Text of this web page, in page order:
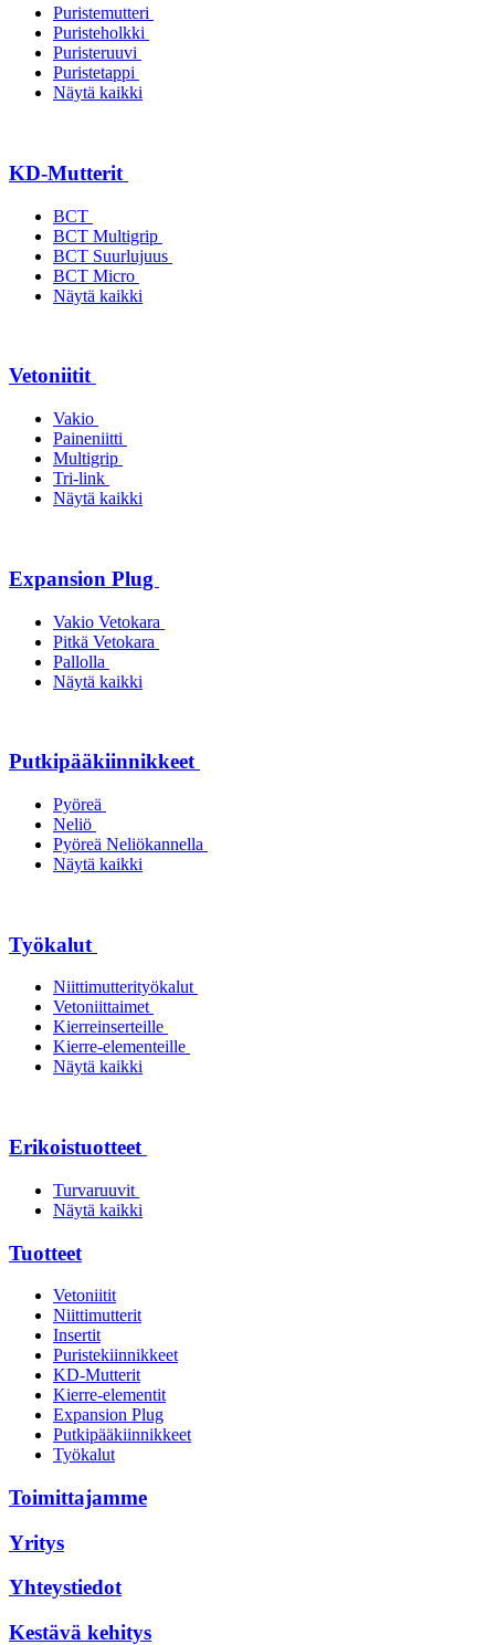
Puristemutteri
Puristeholkki
Puristeruuvi
Puristetappi
Näytä kaikki
KD-Mutterit
BCT
BCT Multigrip
BCT Suurlujuus
BCT Micro
Näytä kaikki
Vetoniitit
Vakio
Paineniitti
Multigrip
Tri-link
Näytä kaikki
Expansion Plug
Vakio Vetokara
Pitkä Vetokara
Pallolla
Näytä kaikki
Putkipääkiinnikkeet
Pyöreä
Neliö
Pyöreä Neliökannella
Näytä kaikki
Työkalut
Niittimutterityökalut
Vetoniittaimet
Kierreinserteille
Kierre-elementeille
Näytä kaikki
Erikoistuotteet
Turvaruuvit
Näytä kaikki
Tuotteet
Vetoniitit
Niittimutterit
Insertit
Puristekiinnikkeet
KD-Mutterit
Kierre-elementit
Expansion Plug
Putkipääkiinnikkeet
Työkalut
Toimittajamme
Yritys
Yhteystiedot
Kestävä kehitys